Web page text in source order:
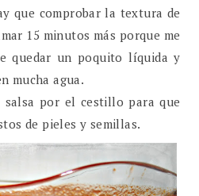
que comprobar la textura de
15 minutos más porque me
quedar un poquito líquida y
mucha agua.
por el cestillo para que
de pieles y semillas.